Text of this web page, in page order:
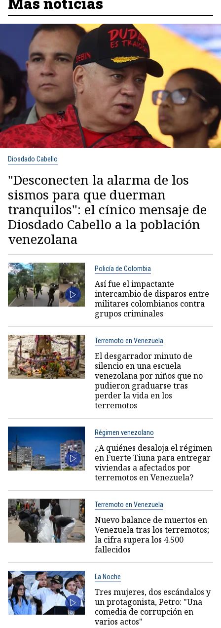
Diosdado Cabello
"Desconecten la alarma de los
sismos para que duerman
tranquilos": el cínico mensaje de
Diosdado Cabello a la población
venezolana
Policía de Colombia
Así fue el impactante
intercambio de disparos entre
militares colombianos contra
grupos criminales
Terremoto en Venezuela
El desgarrador minuto de
silencio en una escuela
venezolana por niños que no
pudieron graduarse tras
perder la vida en los
terremotos
Régimen venezolano
¿A quiénes desaloja el régimen
en Fuerte Tiuna para entregar
viviendas a afectados por
terremotos en Venezuela?
Terremoto en Venezuela
Nuevo balance de muertos en
Venezuela tras los terremotos;
la cifra supera los 4.500
fallecidos
La Noche
Tres mujeres, dos escándalos y
un protagonista, Petro: "Una
comedia de corrupción en
varios actos"